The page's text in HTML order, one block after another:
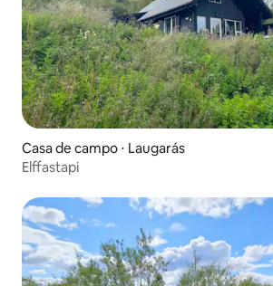
Casa de campo ⋅ Laugarás
Elffastapi